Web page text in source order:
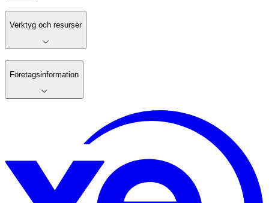
Verktyg och resurser
Företagsinformation